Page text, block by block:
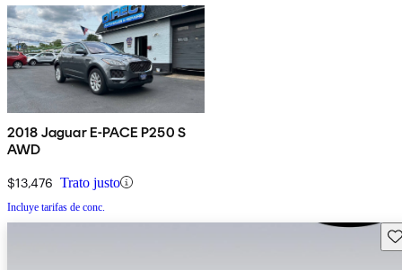
2018 Jaguar E-PACE P250 S
AWD
$13,476 Trato justo
Incluye tarifas de conc.